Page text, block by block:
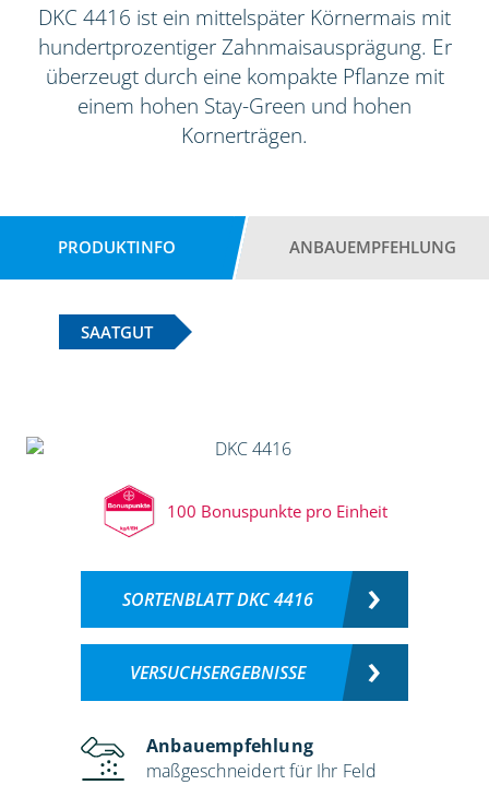
DKC 4416 ist ein mittelspäter Körnermais mit
hundertprozentiger Zahnmaisausprägung. Er
überzeugt durch eine kompakte Pflanze mit
einem hohen Stay-Green und hohen
Kornerträgen.
PRODUKTINFO ANBAUEMPFEHLUNG
SAATGUT
100 Bonuspunkte pro Einheit
SORTENBLATT DKC 4416
VERSUCHSERGEBNISSE
Anbauempfehlung
maßgeschneidert für Ihr Feld